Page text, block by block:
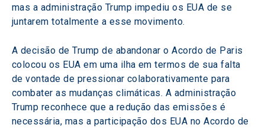
mas a administração Trump impediu os EUA de se
juntarem totalmente a esse movimento.
A decisão de Trump de abandonar o Acordo de Paris
colocou os EUA em uma ilha em termos de sua falta
de vontade de pressionar colaborativamente para
combater as mudanças climáticas. A administração
Trump reconhece que a redução das emissões é
necessária, mas a participação dos EUA no Acordo de